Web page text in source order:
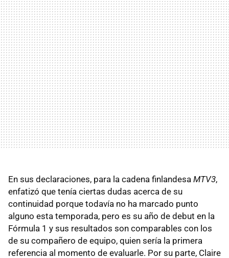
En sus declaraciones,​​ para la cadena finlandesa MTV3,
enfatizó que tenía ciertas dudas acerca de su
continuidad porque todavía no ha marcado punto
alguno esta temporada, pero es su año de debut en la
Fórmula 1 y sus resultados son comparables con los
de su compañero de equipo, quien sería la primera
referencia al momento de evaluarle. Por su parte, Claire